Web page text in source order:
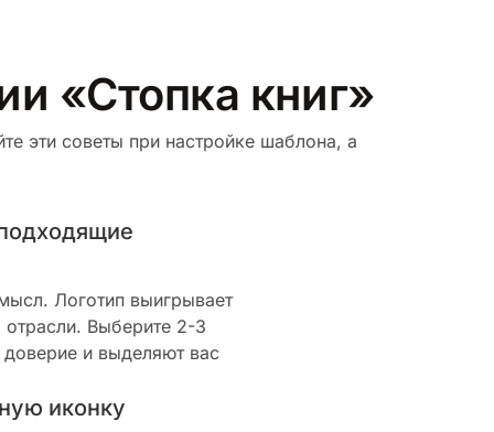
«Стопка книг»
эти советы при настройке шаблона, а
Логотип выигрывает
Выберите 2-3
и выделяют вас
иконку